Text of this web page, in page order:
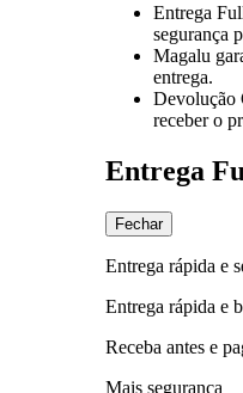
Entrega
segurança
Magalu
entrega.
Devolução
receber o
Entrega
Fechar
Entrega rápida e
Entrega rápida e
Receba antes e
Mais segurança